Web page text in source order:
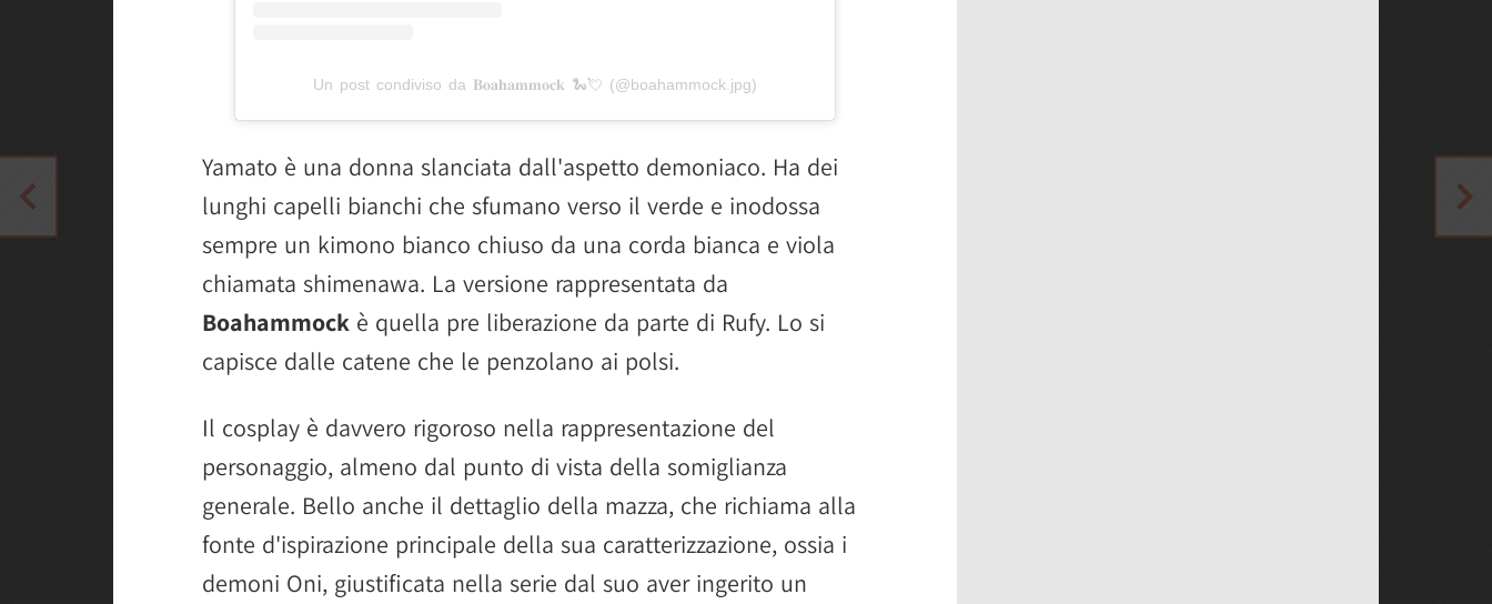
Un post condiviso da 𝐁𝐨𝐚𝐡𝐚𝐦𝐦𝐨𝐜𝐤 🐍💘 (@boahammock.jpg)
Yamato è una donna slanciata dall'aspetto demoniaco. Ha dei
lunghi capelli bianchi che sfumano verso il verde e inodossa
sempre un kimono bianco chiuso da una corda bianca e viola
chiamata shimenawa. La versione rappresentata da
Boahammock è quella pre liberazione da parte di Rufy. Lo si
capisce dalle catene che le penzolano ai polsi.
Il cosplay è davvero rigoroso nella rappresentazione del
personaggio, almeno dal punto di vista della somiglianza
generale. Bello anche il dettaglio della mazza, che richiama alla
fonte d'ispirazione principale della sua caratterizzazione, ossia i
demoni Oni, giustificata nella serie dal suo aver ingerito un